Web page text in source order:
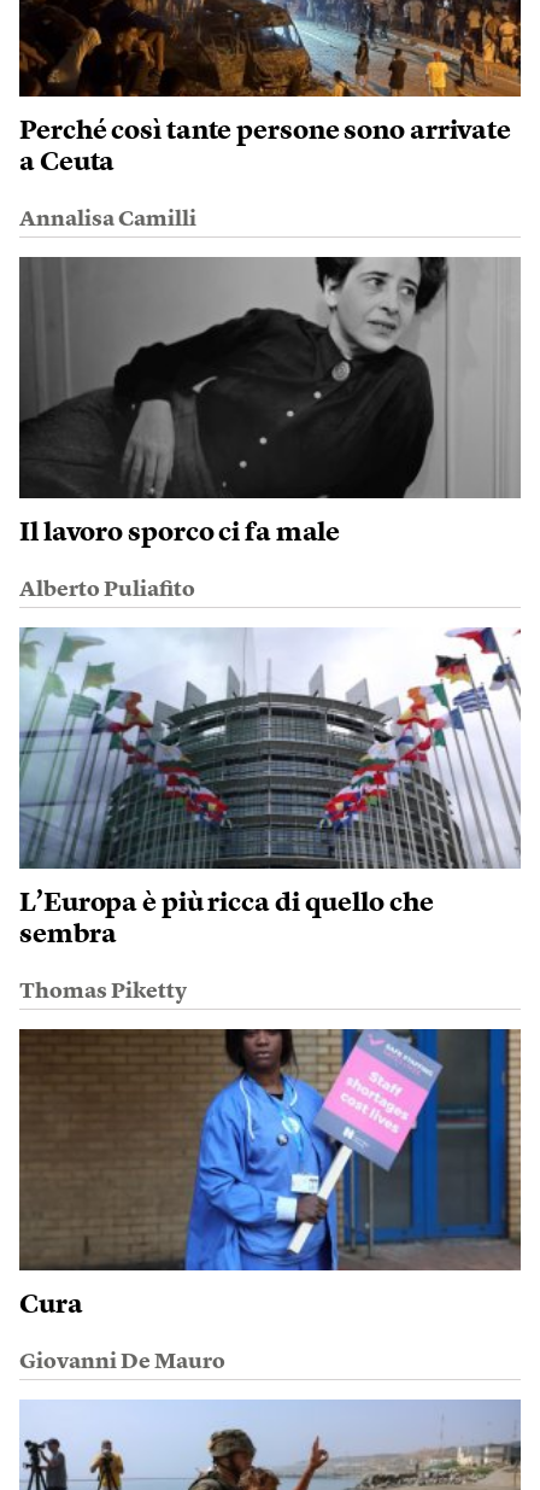
Perché così tante persone sono arrivate
a Ceuta
Annalisa Camilli
Il lavoro sporco ci fa male
Alberto Puliafito
L’Europa è più ricca di quello che
sembra
Thomas Piketty
Cura
Giovanni De Mauro